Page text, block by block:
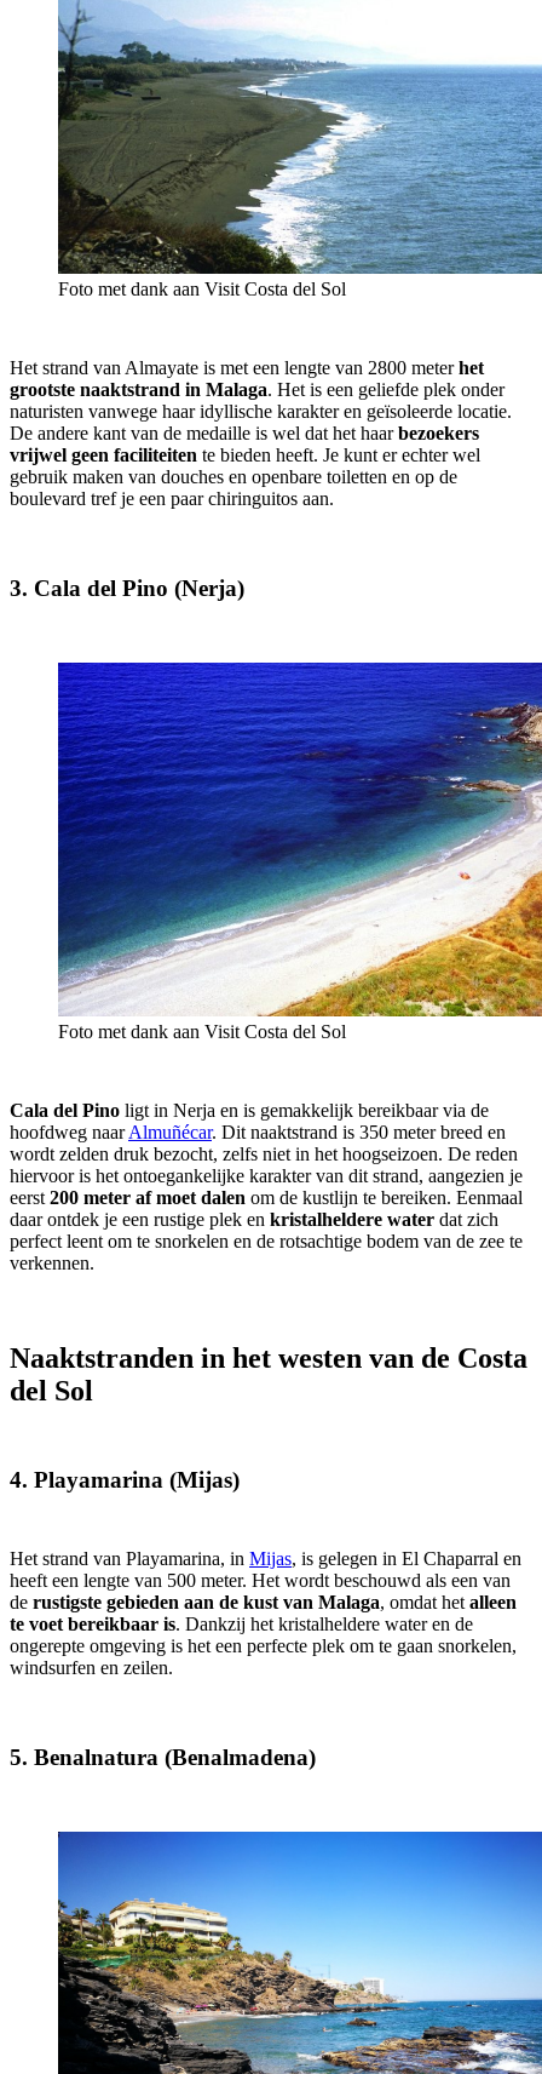
Foto met dank aan Visit Costa del Sol
Het strand van Almayate is met een lengte van 2800 meterhet
grootste naaktstrand in Malaga. Het is een geliefde plek onder
naturisten vanwege haar idyllische karakter en geïsoleerde locatie.
De andere kant van de medaille is wel dat het haarbezoekers
vrijwel geen faciliteiten te bieden heeft. Je kunt er echter wel
gebruik maken van douches en openbare toiletten en op de
boulevard tref je een paar chiringuitos aan.
3. Cala del Pino (Nerja)
Foto met dank aan Visit Costa del Sol
Cala del Pino ligt in Nerja en is gemakkelijk bereikbaar via de
hoofdweg naarAlmuñécar. Dit naaktstrand is 350 meter breed en
wordt zelden druk bezocht, zelfs niet in het hoogseizoen. De reden
hiervoor is het ontoegankelijke karakter van dit strand, aangezien je
eerst 200 meter af moet dalen om de kustlijn te bereiken. Eenmaal
daar ontdek je een rustige plek en kristalheldere water dat zich
perfect leent om te snorkelen en de rotsachtige bodem van de zee te
verkennen.
Naaktstranden in het westen van de Costa
del Sol
4. Playamarina (Mijas)
Het strand van Playamarina, in Mijas, is gelegen in El Chaparral en
heeft een lengte van 500 meter. Het wordt beschouwd als een van
de rustigste gebieden aan de kust van Malaga, omdat het alleen
te voet bereikbaar is. Dankzij het kristalheldere water en de
ongerepte omgeving is het een perfecte plek om te gaan snorkelen,
windsurfen en zeilen.
5. Benalnatura (Benalmadena)